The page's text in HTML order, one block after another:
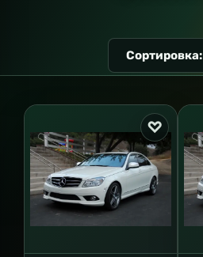
Сортировка: